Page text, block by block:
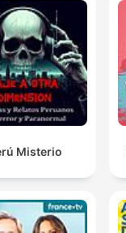
Misterio